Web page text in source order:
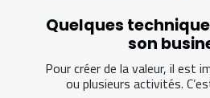
Quelques
son
Pour créer de la valeur, il est
ou plusieurs activités.